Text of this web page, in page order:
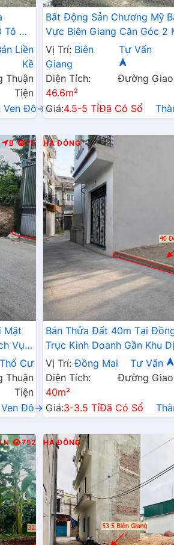
Đỗ
Liền
Kề
Thuận
Tiện
Ven Đô→
Bất Động Sản Chương Mỹ
Vực Biên Giang Căn Góc 2
Tô Đỗ Tận Cửa Gần Trục
Doanh
Vị Trí: Biên
Giang
Tư Vấn
Diện Tích:
46.6m²
Đường
Giá:4.5-5 TỉĐã Có Sổ
B 75
Mặt
Vụ
Cư
Thuận
Tiện
Đô→
HÀ ĐÔNG
Bán Thửa Đất 40m Tại
Trục Kinh Doanh Gần Khu
Thái Đồng Mai
Vị Trí: Đồng Mai Tư Vấn
Diện Tích:
40m²
Đường
Giá:3-3.5 TỉĐã Có Sổ
752 HÀ ĐÔNG